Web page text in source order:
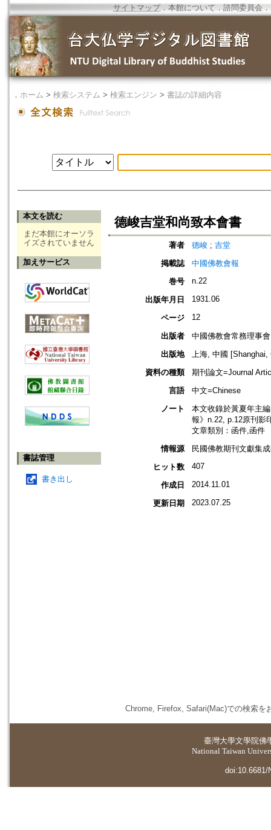
サイトマップ．本館について ． 諮問委員会 ．
． ホーム > 検索システム > 検索エンジン > 書誌の詳細内容
本文を読む
まだ本館にオーソラ
イズされていません
加えサービス
書誌管理
書き出し
德峻吉堂和尚致本會書
著者 德峻 ; 吉堂
掲載誌
中國佛教會報
巻号
n.22
出版年月日 1931.06
ページ 12
出版者
中國佛教會常務理事會
出版地
上海, 中國 [Shanghai,
資料の種類
期刊論文=Journal
言語
中文=Chinese
ノート
本文收錄於黃夏年主
報》n.22, p.12原刊影
文章類別：函件,函件
情報源
民國佛教期刊文獻集
ヒット数
407
作成日 2014.11.01
更新日期 2023.07.25
Chrome, Firefox, Safari(Mac)での検索を
臺灣大學文學院佛
National Taiwan
doi:10.6681/